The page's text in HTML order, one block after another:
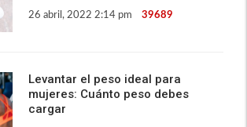
26 abril, 2022 2:14 pm 39689
Levantar el peso ideal para
mujeres: Cuánto peso debes
cargar